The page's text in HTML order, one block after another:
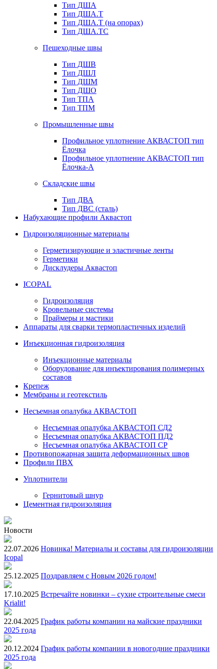
Тип ДША
Тип ДША.Т
Тип ДША.Т (на опорах)
Тип ДША.ТС
Пешеходные швы
Тип ДШВ
Тип ДШЛ
Тип ДШМ
Тип ДШО
Тип ТПА
Тип ТПМ
Промышленные швы
Профильное уплотнение АКВАСТОП тип
Ёлочка
Профильное уплотнение АКВАСТОП тип
Ёлочка-А
Складские швы
Тип ДВА
Тип ДВС (сталь)
Набухающие профили Аквастоп
Гидроизоляционные материалы
Герметизирующие и эластичные ленты
Герметики
Дисклудеры Аквастоп
ICOPAL
Гидроизоляция
Кровельные системы
Праймеры и мастики
Аппараты для сварки термопластичных изделий
Инъекционная гидроизоляция
Инъекционные материалы
Оборудование для инъектирования полимерных
составов
Крепеж
Мембраны и геотекстиль
Несъемная опалубка АКВАСТОП
Несъемная опалубка АКВАСТОП СД2
Несъемная опалубка АКВАСТОП ПД2
Несъемная опалубка АКВАСТОП СР
Противопожарная защита деформационных швов
Профили ПВХ
Уплотнители
Гернитовый шнур
Цементная гидроизоляция
Новости
22.07.2026 Новинка! Материалы и составы для гидроизоляции
Icopal
25.12.2025 Поздравляем с Новым 2026 годом!
17.10.2025 Встречайте новинки – сухие строительные смеси
Krialit!
22.04.2025 График работы компании на майские праздники
2025 года
20.12.2024 График работы компании в новогодние праздники
2025 года